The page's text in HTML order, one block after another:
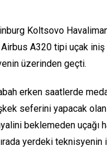
Koltsovo
A320 tipi uçak iniş
üzerinden geçti.
erken saatlerde
seferini yapacak olan
beklemeden uçağı
yerdeki teknisyenin